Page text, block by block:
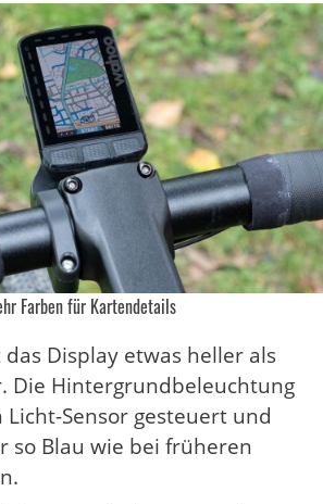
Farben für Kartendetails
Display etwas heller als
Die Hintergrundbeleuchtung
Sensor gesteuert und
so Blau wie bei früheren